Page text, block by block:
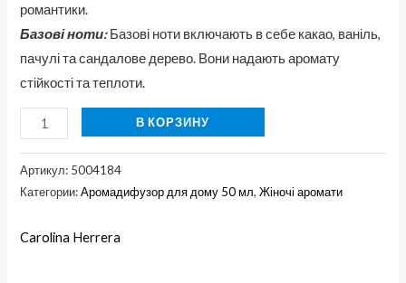
романтики.
Базові ноти:Базові ноти включають в себе какао, ваніль,
пачулі та сандалове дерево. Вони надають аромату
стійкості та теплоти.
В КОРЗИНУ
Артикул: 5004184
Категории:Аромадифузор для дому 50 мл,Жіночі аромати
Carolina Herrera